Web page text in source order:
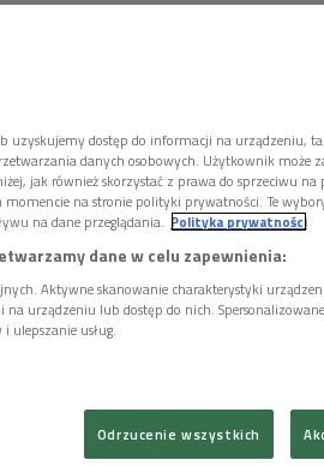
uzyskujemy dostęp do informacji na urządzeniu,
danych osobowych. Użytkownik może
jak również skorzystać z prawa do sprzeciwu na
na stronie polityki prywatności. Te
na dane przeglądania. Polityka prywatności
dane w celu zapewnienia:
Aktywne skanowanie charakterystyki
urządzeniu lub dostęp do nich.
ulepszanie usług.
Odrzucenie wszystkich